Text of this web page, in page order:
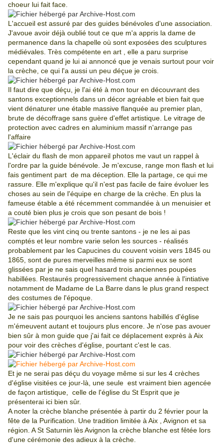
choeur lui fait face.
L'accueil est assuré par des guides bénévoles d'une association.
J'avoue avoir déjà oublié tout ce que m'a appris la dame de
permanence dans la chapelle où sont exposées des sculptures
médiévales. Très compétente en art , elle a paru surprise
cependant quand je lui ai annoncé que je venais surtout pour voir
la crèche, ce qui l'a aussi un peu déçue je crois.
Il faut dire que déçu, je l'ai été à mon tour en découvrant des
santons exceptionnels dans un décor agréable et bien fait que
vient dénaturer une étable massive flanquée au premier plan,
brute de décoffrage sans guère d'effet artistique. Le vitrage de
protection avec cadres en aluminium massif n'arrange pas
l'affaire
L'éclair du flash de mon appareil photos me vaut un rappel à
l'ordre par la guide bénévole. Je m'excuse, range mon flash et lui
fais gentiment part de ma déception. Elle la partage, ce qui me
rassure. Elle m'explique qu'il n'est pas facile de faire évoluer les
choses au sein de l'équipe en charge de la crèche. En plus la
fameuse étable a été récemment commandée à un menuisier et
a couté bien plus je crois que son pesant de bois !
Reste que les vint cinq ou trente santons - je ne les ai pas
comptés et leur nombre varie selon les sources - réalisés
probablement par les Capucines du couvent voisin vers 1845 ou
1865, sont de pures merveilles même si parmi eux se sont
glissées par je ne sais quel hasard trois anciennes poupées
habillées. Restaurés progressivement chaque année à l'intiative
notamment de Madame de La Barre dans le plus grand respect
des costumes de l'époque
Je ne sais pas pourquoi les anciens santons habillés d'église
m'émeuvent autant et toujours plus encore. Je n'ose pas avouer
bien sûr à mon guide que j'ai fait ce déplacement exprès à Aix
pour voir des crèches d'église, pourtant c'est le cas.
Et je ne serai pas déçu du voyage même si sur les 4 crèches
d'église visitées ce jour-là, une seule est vraiment bien agencée
de façon artistique, celle de l'église du St Esprit que je
présenterai ici bien sûr.
A noter la crèche blanche présentée à partir du 2 février pour la
fête de la Purification. Une tradition limitée à Aix , Avignon et sa
région. A St Saturnin lès Avignon la crèche blanche est fêtée lors
d'une cérémonie des adieux à la crèche.